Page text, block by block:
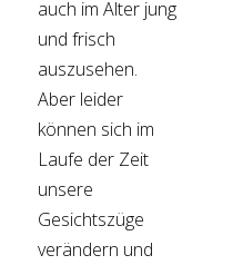
auch im Alter jung
und frisch
auszusehen.
Aber leider
können sich im
Laufe der Zeit
unsere
Gesichtszüge
verändern und